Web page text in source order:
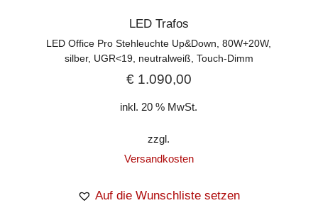
LED Trafos
LED Office Pro Stehleuchte Up&Down, 80W+20W,
silber, UGR<19, neutralweiß, Touch-Dimm
€1.090,00
inkl. 20 % MwSt.
zzgl.
Versandkosten
Auf die Wunschliste setzen